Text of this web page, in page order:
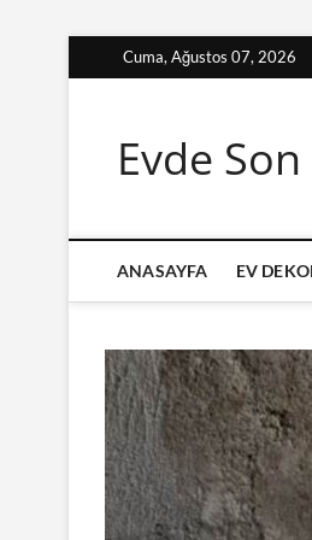
to
Cuma, Ağustos 07, 2026
Evde
ANASAYFA EV